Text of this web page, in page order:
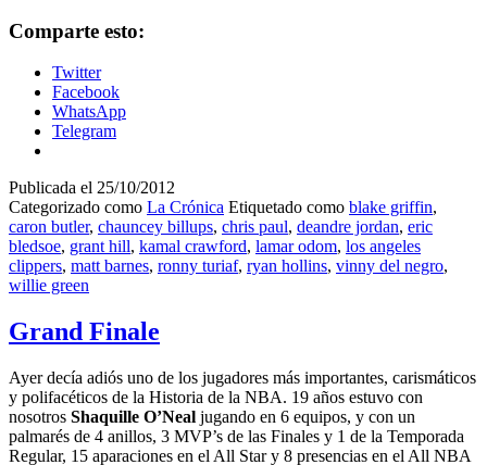
Comparte esto:
Twitter
Facebook
WhatsApp
Telegram
Publicada el 25/10/2012
Categorizado como La Crónica Etiquetado como blake griffin,
caron butler, chauncey billups, chris paul, deandre jordan, eric
bledsoe, grant hill, kamal crawford, lamar odom, los angeles
clippers, matt barnes, ronny turiaf, ryan hollins, vinny del negro,
willie green
Grand Finale
Ayer decía adiós uno de los jugadores más importantes, carismáticos
y polifacéticos de la Historia de la NBA. 19 años estuvo con
nosotros Shaquille O’Neal jugando en 6 equipos, y con un
palmarés de 4 anillos, 3 MVP’s de las Finales y 1 de la Temporada
Regular, 15 aparaciones en el All Star y 8 presencias en el All NBA